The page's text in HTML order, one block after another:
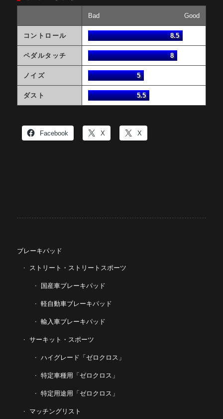
Bad Good
コントロール 8.5
ペダルタッチ 8
ノイズ 5
ダスト 5.5
Facebook X X
ブレーキパッド
ストリート・ストリートスポーツ
国産車ブレーキパッド
軽自動車ブレーキパッド
輸入車ブレーキパッド
サーキット・スポーツ
ハイグレード「ゼロクロス」
特定車種用「ゼロクロス」
特定用途用「ゼロクロス」
マッチングリスト